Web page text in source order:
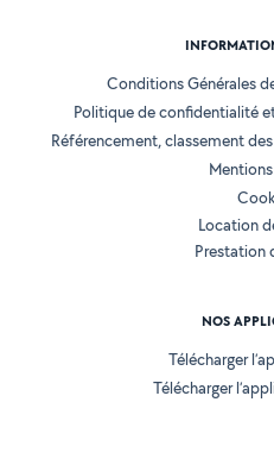
Conditions Générales
Politique de confidentialité
Référencement, classement
Location
Prestation
NOS
Télécharger
Télécharger